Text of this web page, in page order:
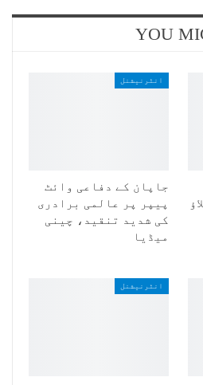
YOU
انٹرنیشنل
جاپان کے دفاعی وائٹ
پیپر پر عالمی برادری
کی شدید تنقید، چینی
میڈیا
انٹرنیشنل